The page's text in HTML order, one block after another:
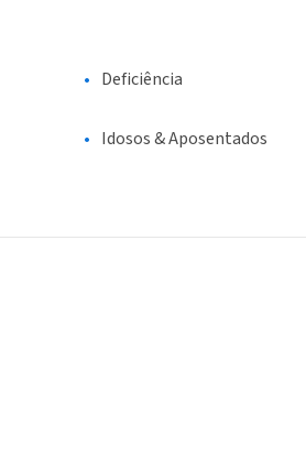
Deficiência
Idosos & Aposentados